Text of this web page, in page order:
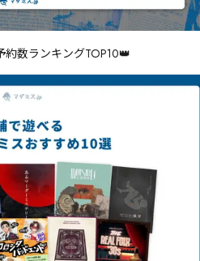
約数ランキングTOP10👑